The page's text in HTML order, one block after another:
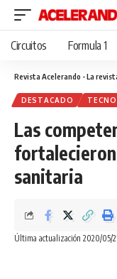
Circuitos Formula 1
Revista Acelerando - La
DESTACADO
Las
sanitaria
Última actualización 2020/05/